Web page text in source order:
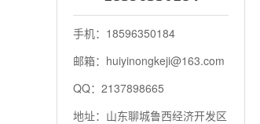
手机：18596350184
邮箱：huiyinongkeji@163.com
QQ：2137898665
地址：山东聊城鲁西经济开发区